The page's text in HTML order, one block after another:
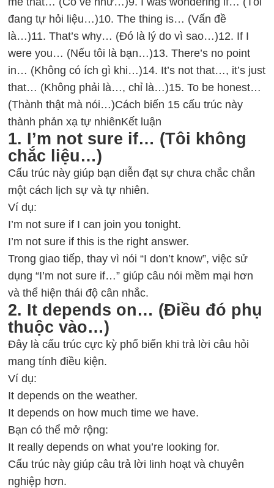
đang tự hỏi liệu…)10. The thing is… (Vấn đề
là…)11. That’s why… (Đó là lý do vì sao…)12. If I
were you… (Nếu tôi là bạn…)13. There’s no point
in… (Không có ích gì khi…)14. It’s not that…, it’s just
that… (Không phải là…, chỉ là…)15. To be honest…
(Thành thật mà nói…)Cách biến 15 cấu trúc này
thành phản xạ tự nhiênKết luận
1. I’m not sure if… (Tôi không
chắc liệu…)
Cấu trúc này giúp bạn diễn đạt sự chưa chắc chắn
một cách lịch sự và tự nhiên.
Ví dụ:
I’m not sure if I can join you tonight.
I’m not sure if this is the right answer.
Trong giao tiếp, thay vì nói “I don’t know”, việc sử
dụng “I’m not sure if…” giúp câu nói mềm mại hơn
và thể hiện thái độ cân nhắc.
2. It depends on… (Điều đó phụ
thuộc vào…)
Đây là cấu trúc cực kỳ phổ biến khi trả lời câu hỏi
mang tính điều kiện.
Ví dụ:
It depends on the weather.
It depends on how much time we have.
Bạn có thể mở rộng:
It really depends on what you’re looking for.
Cấu trúc này giúp câu trả lời linh hoạt và chuyên
nghiệp hơn.